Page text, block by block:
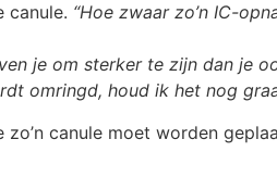
canule. “Hoe zwaar zo’n IC-
je om sterker te zijn dan je
omringd, houd ik het nog
canule moet worden